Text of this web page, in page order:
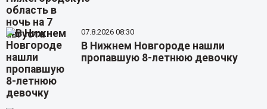
07.8.2026 08:30
В Нижнем Новгороде нашли
пропавшую 8-летнюю девочку